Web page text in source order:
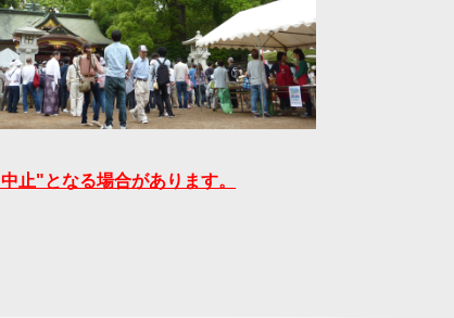
止"となる場合があります。